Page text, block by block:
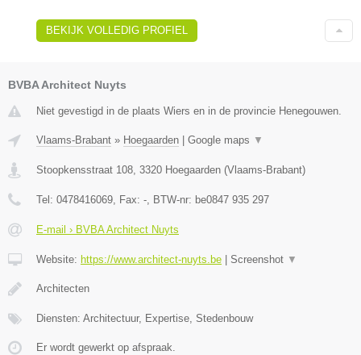
BEKIJK VOLLEDIG PROFIEL
BVBA Architect Nuyts
Niet gevestigd in de plaats Wiers en in de provincie Henegouwen.
Vlaams-Brabant » Hoegaarden Google maps ▼
Stoopkensstraat 108, 3320 Hoegaarden (Vlaams-Brabant)
Tel: 0478416069, Fax: -, BTW-nr: be0847 935 297
E-mail › BVBA Architect Nuyts
Website: https://www.architect-nuyts.be Screenshot ▼
Architecten
Diensten: Architectuur, Expertise, Stedenbouw
Er wordt gewerkt op afspraak.